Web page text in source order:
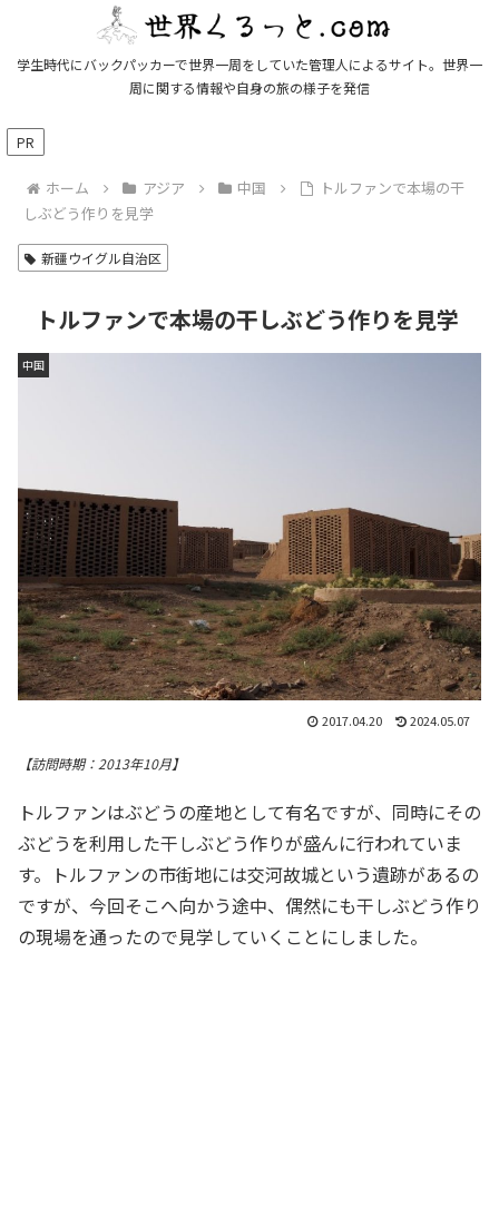
学生時代にバックパッカーで世界一周をしていた管理人によるサイト。世界一
周に関する情報や自身の旅の様子を発信
PR
ホーム アジア 中国
トルファンで本場の干
しぶどう作りを見学
新疆ウイグル自治区
トルファンで本場の干しぶどう作りを見学
中国
2017.04.20 2024.05.07
【訪問時期：2013年10月】
トルファンはぶどうの産地として有名ですが、同時にその
ぶどうを利用した干しぶどう作りが盛んに行われていま
す。トルファンの市街地には交河故城という遺跡があるの
ですが、今回そこへ向かう途中、偶然にも干しぶどう作り
の現場を通ったので見学していくことにしました。